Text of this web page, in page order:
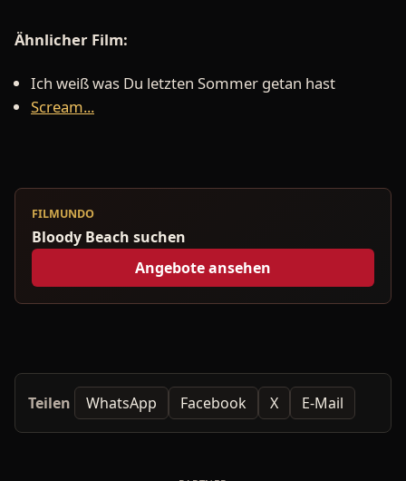
Ähnlicher Film:
Ich weiß was Du letzten Sommer getan hast
Scream...
FILMUNDO
Bloody Beach suchen
Angebote ansehen
Teilen WhatsApp Facebook X E-Mail